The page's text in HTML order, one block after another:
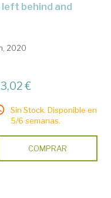
2020
€
Sin Stock. Disponible en
5/6 semanas.
COMPRAR